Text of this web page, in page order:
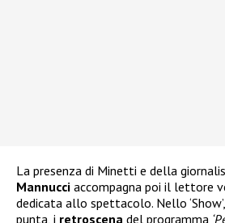
La presenza di Minetti e della
Mannucci accompagna poi il lettore
dedicata allo spettacolo. Nello
punta, i retroscena del programma